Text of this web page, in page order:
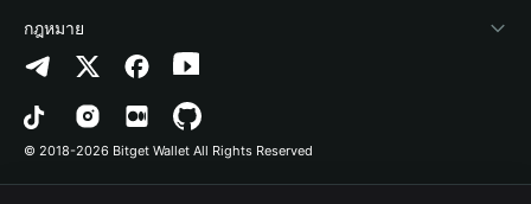
ติดต่อเรา
ทรัพยากรข้อมูลของแบรนด์
อาชีพ
Altcoin Season Index
Prediction Markets
DApp
ลิสต์โปรเจกต์
การตรวจจับการอนุญาต
การตรวจจับสัญญา
การโอนเป็นชุด
Arbitrum
Avalanche
Bitcoin
กฎหมาย
นโยบายความเป็นส่วนตัว
ข้อตกลงในการใช้บริการ
© 2018-2026 Bitget Wallet All Rights Reserved